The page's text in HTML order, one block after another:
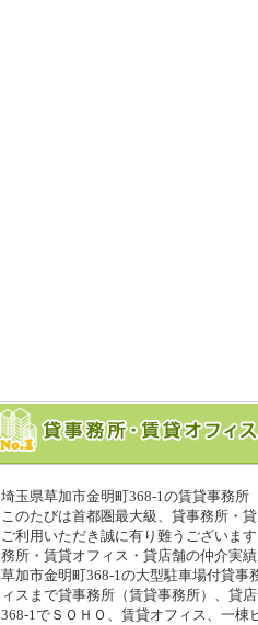
埼玉県草加市金明町368-1の賃貸事務
このたびは首都圏最大級、貸事務所・
ご利用いただき誠に有り難うございま
務所・賃貸オフィス・貸店舗の仲介実
草加市金明町368-1の大型駐車場付貸事
ィスまで貸事務所（賃貸事務所）、貸
368-1でＳＯＨＯ、賃貸オフィス、一